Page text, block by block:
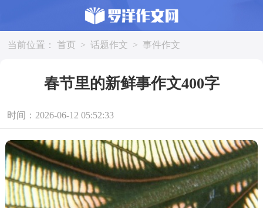
当前位置： 首页 > 话题作文 > 事件作文
春节里的新鲜事作文400字
时间：2026-06-12 05:52:33